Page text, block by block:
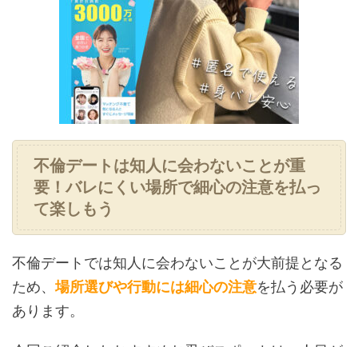
不倫デートは知人に会わないことが重
要！バレにくい場所で細心の注意を払っ
て楽しもう
不倫デートでは知人に会わないことが大前提となる
ため、場所選びや行動には細心の注意を払う必要が
あります。